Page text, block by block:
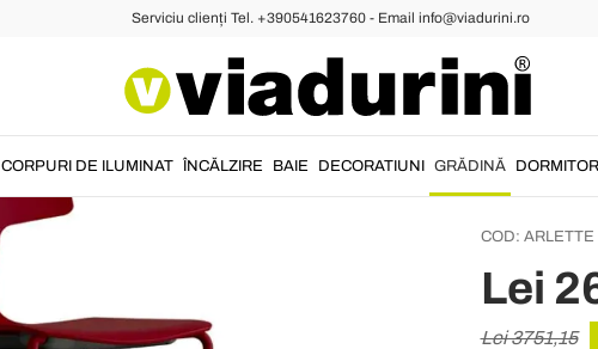
Serviciu clienți Tel. +390541623760 - Email info@viadurini.ro
CORPURI DE ILUMINAT ÎNCĂLZIRE BAIE DECORATIUNI GRĂDINĂ DORMITOR
2
din
Made
COD: ARLETTE
Lei
Lei 3751,15